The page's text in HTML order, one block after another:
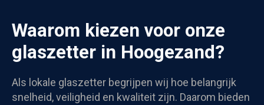
Waarom kiezen voor onze
glaszetter in Hoogezand?
Als lokale glaszetter begrijpen wij hoe belangrijk
snelheid, veiligheid en kwaliteit zijn. Daarom bieden